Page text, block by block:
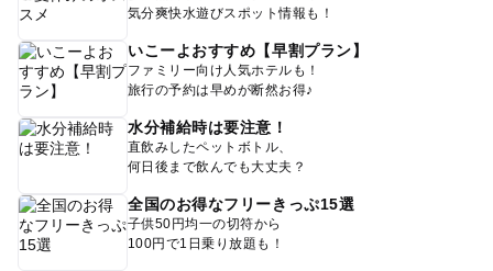
気分爽快水遊びスポット情報も！
いこーよおすすめ【早割プラン】
ファミリー向け人気ホテルも！
旅行の予約は早めが断然お得♪
水分補給時は要注意！
直飲みしたペットボトル、
何日後まで飲んでも大丈夫？
全国のお得なフリーきっぷ15選
子供50円均一の切符から
100円で1日乗り放題も！